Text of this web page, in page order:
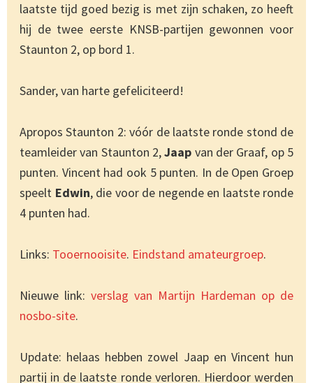
laatste tijd goed bezig is met zijn schaken, zo heeft
hij de twee eerste KNSB-partijen gewonnen voor
Staunton 2, op bord 1.
Sander, van harte gefeliciteerd!
Apropos Staunton 2: vóór de laatste ronde stond de
teamleider van Staunton 2,Jaap van der Graaf, op 5
punten. Vincent had ook 5 punten. In de Open Groep
speelt Edwin, die voor de negende en laatste ronde
4 punten had.
Links: Tooernooisite. Eindstand amateurgroep.
Nieuwe link: verslag van Martijn Hardeman op de
nosbo-site.
Update: helaas hebben zowel Jaap en Vincent hun
partij in de laatste ronde verloren. Hierdoor werden